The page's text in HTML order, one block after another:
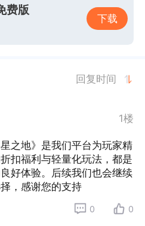
费版
下载
回复时间
1楼
之地》是我们平台为玩家精
扣福利与轻量化玩法，都是
好体验。后续我们也会继续
，感谢您的支持
0 0